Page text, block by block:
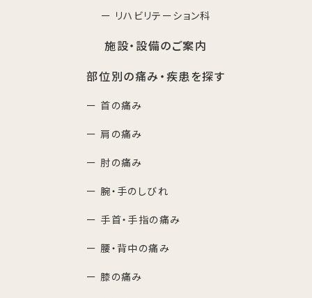
ー リハビリテーション科
施設・設備のご案内
部位別の痛み・疾患を探す
ー 首の痛み
ー 肩の痛み
ー 肘の痛み
ー 腕・手のしびれ
ー 手首・手指の痛み
ー 腰・背中の痛み
ー 膝の痛み